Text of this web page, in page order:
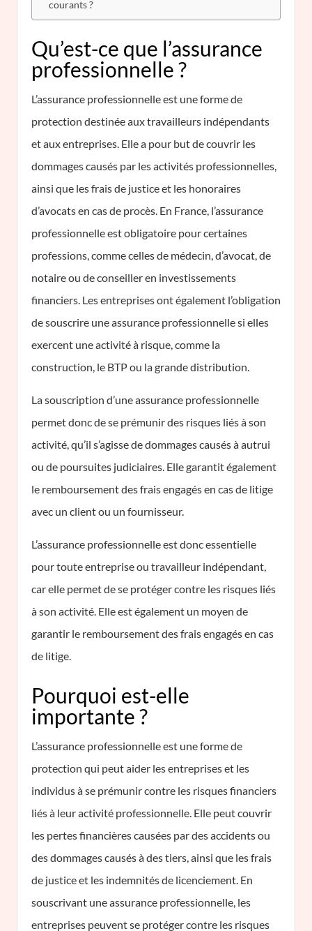
courants ?
Qu’est-ce que l’assurance
professionnelle ?
L’assurance professionnelle est une forme de
protection destinée aux travailleurs indépendants
et aux entreprises. Elle a pour but de couvrir les
dommages causés par les activités professionnelles,
ainsi que les frais de justice et les honoraires
d’avocats en cas de procès. En France, l’assurance
professionnelle est obligatoire pour certaines
professions, comme celles de médecin, d’avocat, de
notaire ou de conseiller en investissements
financiers. Les entreprises ont également l’obligation
de souscrire une assurance professionnelle si elles
exercent une activité à risque, comme la
construction, le BTP ou la grande distribution.
La souscription d’une assurance professionnelle
permet donc de se prémunir des risques liés à son
activité, qu’il s’agisse de dommages causés à autrui
ou de poursuites judiciaires. Elle garantit également
le remboursement des frais engagés en cas de litige
avec un client ou un fournisseur.
L’assurance professionnelle est donc essentielle
pour toute entreprise ou travailleur indépendant,
car elle permet de se protéger contre les risques liés
à son activité. Elle est également un moyen de
garantir le remboursement des frais engagés en cas
de litige.
Pourquoi est-elle
importante ?
L’assurance professionnelle est une forme de
protection qui peut aider les entreprises et les
individus à se prémunir contre les risques financiers
liés à leur activité professionnelle. Elle peut couvrir
les pertes financières causées par des accidents ou
des dommages causés à des tiers, ainsi que les frais
de justice et les indemnités de licenciement. En
souscrivant une assurance professionnelle, les
entreprises peuvent se protéger contre les risques